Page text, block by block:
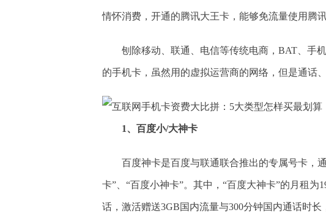
情怀消费，开通的腾讯大王卡，能够免流量使用腾
刨除移动、联通、电信等传统电商，BAT、手
的手机卡，虽然用的虚拟运营商的网络，但是通话
1、百度小/大神卡
百度神卡是百度与联通联合推出的专属号卡，
卡”、“百度小神卡”。其中，“百度大神卡”的月租为
话，激活赠送3GB国内流量与300分钟国内通话时